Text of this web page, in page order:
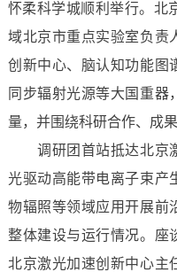
怀柔科学城顺利举行。北
域北京市重点实验室负责
创新中心、脑认知功能图
同步辐射光源等大国重器
量，并围绕科研合作、成
调研团首站抵达北京激
光驱动高能带电离子束产
物辐照等领域应用开展前
整体建设与运行情况。座
北京激光加速创新中心主